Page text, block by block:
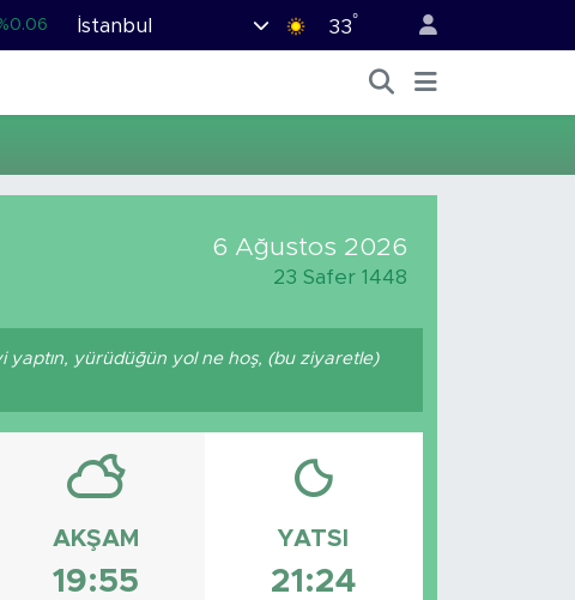
%0.21
%48
İstanbul 33°
6 Ağustos 2026
23 Safer 1448
yaptın, yürüdüğün yol ne hoş, (bu ziyaretle)
AKŞAM
19:55
YATSI
21:24